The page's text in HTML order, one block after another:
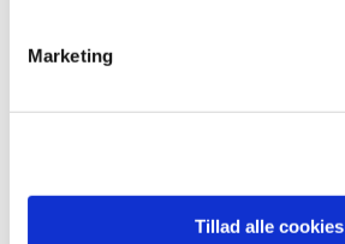
Marketing
Tillad alle cookies
2021 (516)
2019 (159)